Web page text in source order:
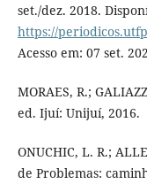
set./dez. 2018.
https://
Acesso em: 07 set.
MORAES, R.;
ed. Ijuí: Unijuí, 2016.
ONUCHIC, L. R.;
de Problemas: